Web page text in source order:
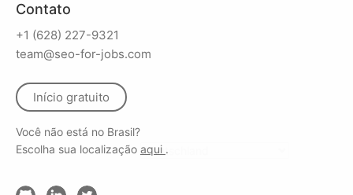
Contato
+1 (628) 227-9321
team@seo-for-jobs.com
Início gratuito
Você não está no Brasil?
Escolha sua localização aqui .